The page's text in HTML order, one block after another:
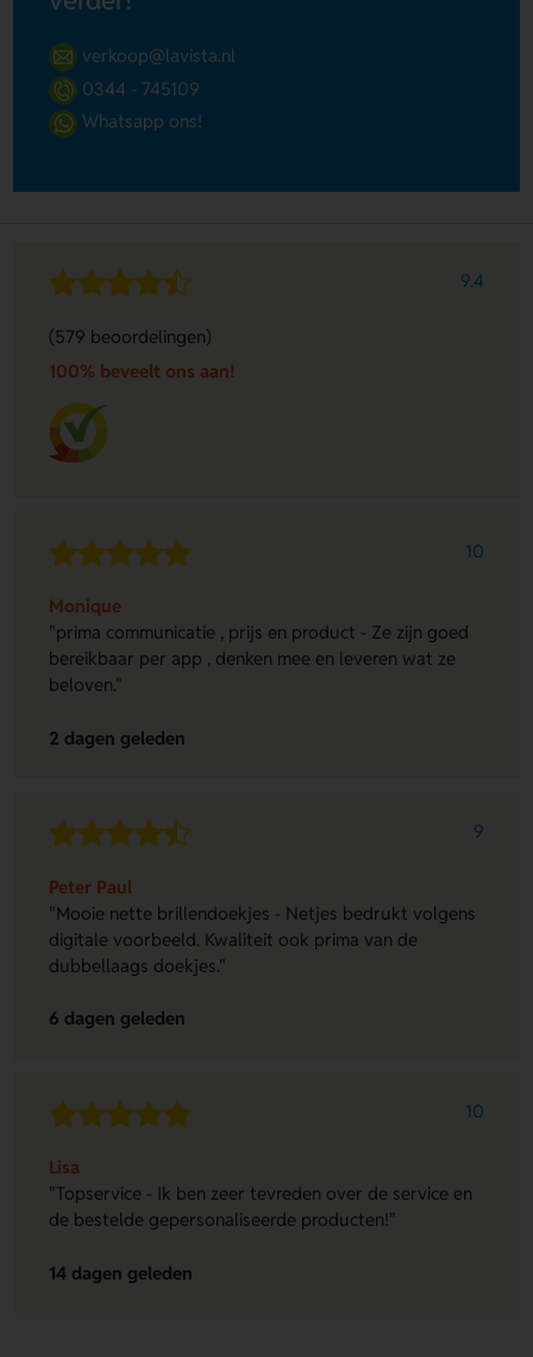
verkoop@lavista.nl
0344 - 745109
Whatsapp ons!
9.4
(579 beoordelingen)
100% beveelt ons aan!
10
Monique
"prima communicatie , prijs en product - Ze zijn goed
bereikbaar per app , denken mee en leveren wat ze
beloven."
2 dagen geleden
9
Peter Paul
"Mooie nette brillendoekjes - Netjes bedrukt volgens
digitale voorbeeld. Kwaliteit ook prima van de
dubbellaags doekjes."
6 dagen geleden
10
Lisa
"Topservice - Ik ben zeer tevreden over de service en
de bestelde gepersonaliseerde producten!"
14 dagen geleden